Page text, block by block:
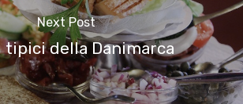
Next Post
della Danimarca